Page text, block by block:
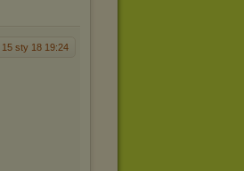
15 sty 18 19:24